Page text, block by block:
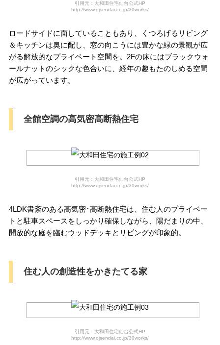
引用元：大和田住宅仙台公式HP
http://www.ojsendai.co.jp/30works/
ロードサイドに面していることもあり、くつろげるリビング
＆キッチンは奥に配し、窓の向こうには豊かな緑の景観が広
がる解放的なプライベート空間を。2Fの床にはブラックウォ
ールナットのシックな色合いに、経年の趣もたのしめる空間
が広がっています。
全館空調の高気密高断熱住宅
引用元：大和田住宅仙台公式HP
http://www.ojsendai.co.jp/30works/
4LDK書斎のある高気密･高断熱住宅は、住む人のプライベー
トと駐車スペースをしっかり確保しながら、陽だまりの中、
開放的な庭を臨むウッドデッキとリビングが印象的。
住む人の創造性をかきたてる家
引用元：大和田住宅仙台公式HP
http://www.ojsendai.co.jp/30works/